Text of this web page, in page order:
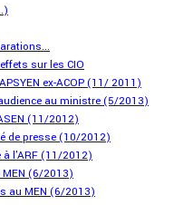
sur les CIO
ex-ACOP (11/ 2011)
au ministre (5/2013)
(11/2012)
de presse (10/2012)
à l'ARF (11/2012)
MEN (6/2013)
au MEN (6/2013)